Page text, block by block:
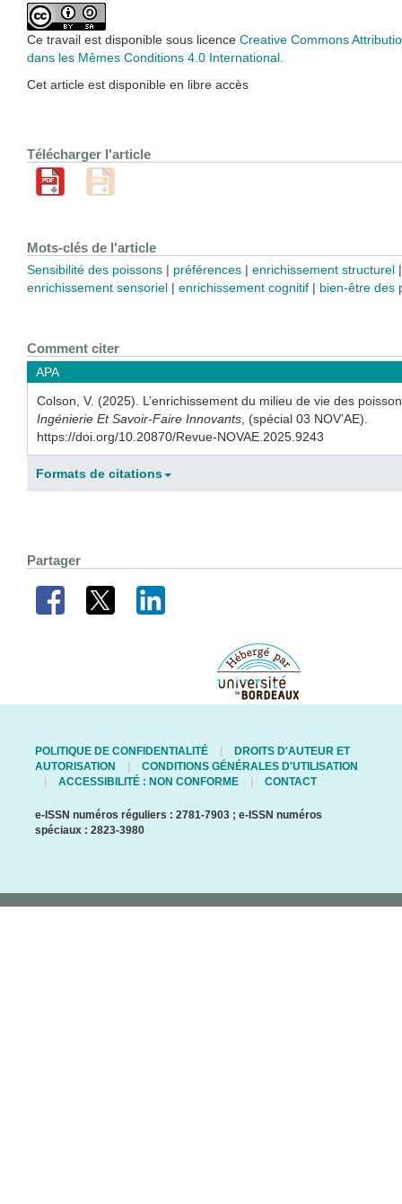
Ce travail est disponible sous licence Creative Commons
dans les Mêmes Conditions 4.0 International.
Cet article est disponible en libre accès
Télécharger l'article
Mots-clés de l'article
Sensibilité des poissons préférences
enrichissement structurel
enrichissement sensoriel
enrichissement cognitif bien-être des
Comment citer
APA
Colson, V. (2025). L’enrichissement du milieu de vie des
Ingénierie Et Savoir-Faire Innovants, (spécial 03 NOV’AE).
https://doi.org/10.20870/Revue-NOVAE.2025.9243
Formats de citations
Partager
POLITIQUE DE CONFIDENTIALITÉ
DROITS D'AUTEUR ET
AUTORISATION
CONDITIONS GÉNÉRALES D'UTILISATION
ACCESSIBILITÉ : NON CONFORME
CONTACT
e-ISSN numéros réguliers : 2781-7903 ; e-ISSN numéros
spéciaux : 2823-3980